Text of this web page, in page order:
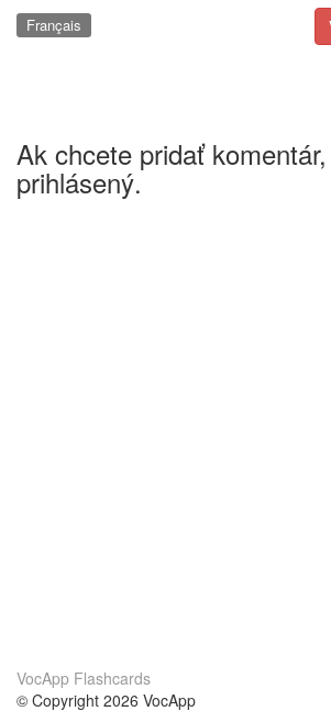
Français
Ak chcete pridať
prihlásený.
VocApp Flashcards
© Copyright 2026 VocApp